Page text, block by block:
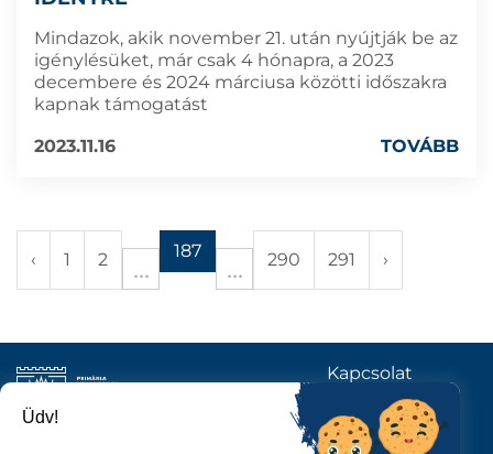
Mindazok, akik november 21. után nyújtják be az
igénylésüket, már csak 4 hónapra, a 2023
decembere és 2024 márciusa közötti időszakra
kapnak támogatást
2023.11.16
TOVÁBB
‹ 1 2 187 290 291 ›
Kapcsolat
KÖVESSENEK
Üdv!